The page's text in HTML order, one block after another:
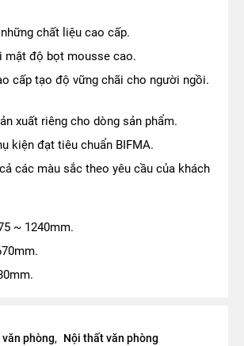
chất liệu cao cấp.
mật độ bọt mousse cao.
cấp tạo độ vững chãi cho người ngồi.
xuất riêng cho dòng sản phẩm.
kiện đạt tiêu chuẩn BIFMA.
các màu sắc theo yêu cầu của khách
~ 1240mm.
văn phòng, Nội thất văn phòng